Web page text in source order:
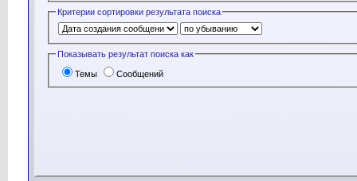
Критерии сортировки результата поиска
Показывать результат поиска как
Темы Сообщений